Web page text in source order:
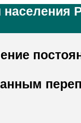
населения